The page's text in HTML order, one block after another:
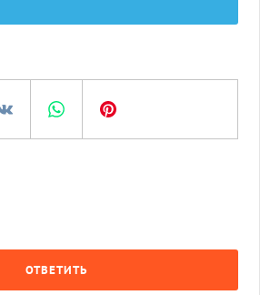
ОТВЕТИТЬ